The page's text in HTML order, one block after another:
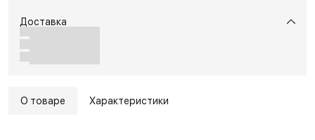
Доставка
О товаре Характеристики